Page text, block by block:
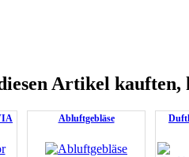
Artikel
Abluftgebläse